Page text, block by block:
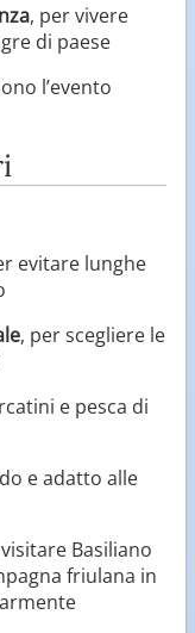
, per vivere
di paese
l’evento
evitare lunghe
, per scegliere le
e pesca di
e adatto alle
Basiliano
friulana in